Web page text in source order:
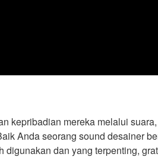
kepribadian mereka melalui
Anda seorang sound desainer
dan yang terpenting,